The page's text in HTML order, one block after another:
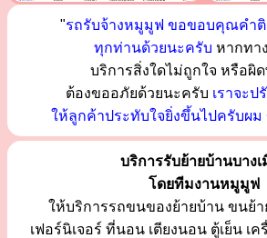
"รถรับจ้างหมูมูฟ ขอขอบคุณคำ
ทุกท่านด้วยนะครับ หากทา
บริการสิ่งใดไม่ถูกใจ หรือผิ
ต้องขออภัยด้วยนะครับ เราจะป
ให้ลูกค้าประทับใจยิ่งขึ้นไปครับผ
บริการรับย้ายบ้านบางเ
โดยทีมงานหมูมูฟ
ให้บริการรถขนของย้ายบ้าน ขนย้า
เฟอร์นิเจอร์ ที่นอน เตียงนอน ตู้เย็น เ